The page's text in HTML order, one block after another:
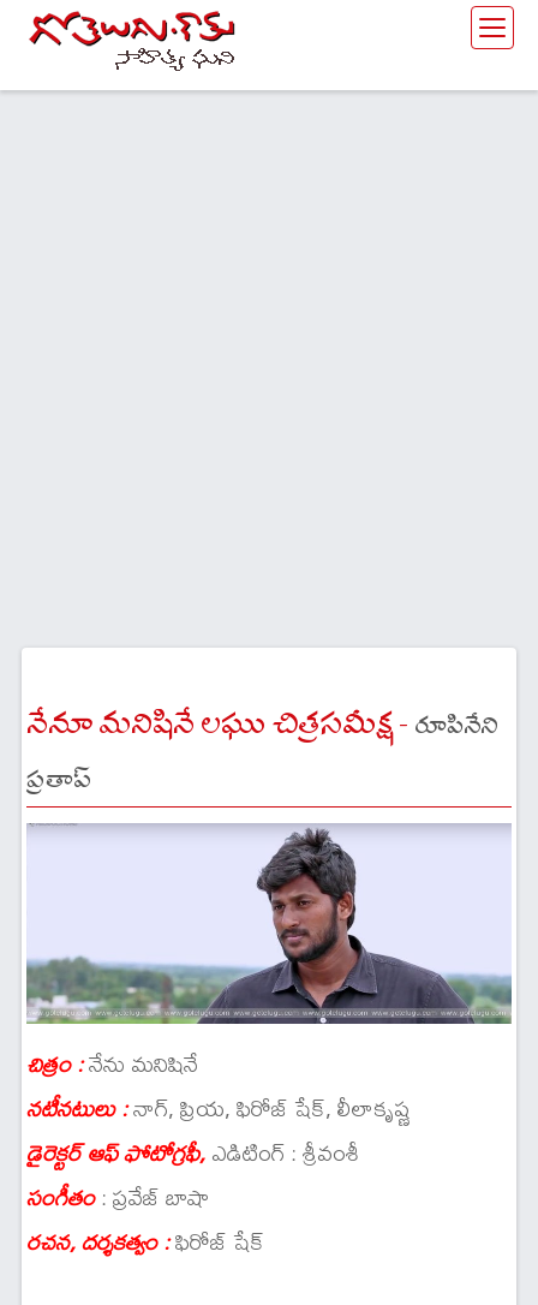
నేనూ మనిషినే లఘు చిత్రసమీక్ష -రూపినేని
ప్రతాప్
చిత్రం :నేను మనిషినే
నటీనటులు :నాగ్, ప్రియ, ఫిరోజ్ షేక్, లీలాకృష్ణ
డైరెక్టర్ ఆఫ్ ఫోటోగ్రఫీ,ఎడిటింగ్ : శ్రీవంశీ
సంగీతం: ప్రవేజ్ బాషా
రచన, దర్శకత్వం :ఫిరోజ్ షేక్